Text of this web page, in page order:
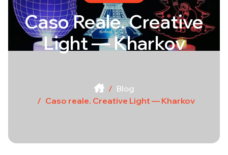
Caso Reale. Creative
Light — Kharkov
Blog
Caso reale. Creative Light — Kharkov